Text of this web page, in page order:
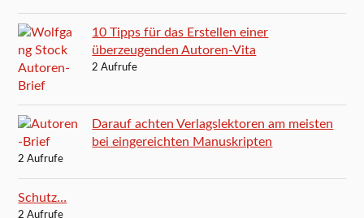
10 Tipps für das Erstellen einer
überzeugenden Autoren-Vita
2 Aufrufe
Darauf achten Verlagslektoren am meisten
bei eingereichten Manuskripten
2 Aufrufe
Schutz…
2 Aufrufe